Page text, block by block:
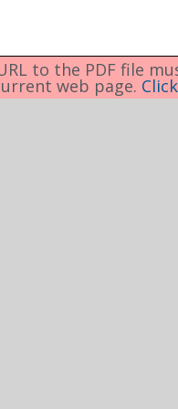
to the PDF file
web page.